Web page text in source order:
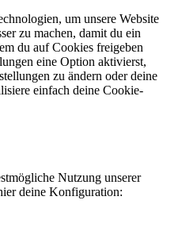
um unsere Website
zu machen, damit du ein
du auf Cookies freigeben
eine Option aktivierst,
zu ändern oder deine
einfach deine Cookie-
Nutzung unserer
deine Konfiguration: